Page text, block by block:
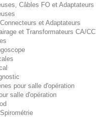
Câbles FO et Adaptateurs
et Adaptateurs
et Transformateurs CA/CC
pour salle d'opération
salle d'opération